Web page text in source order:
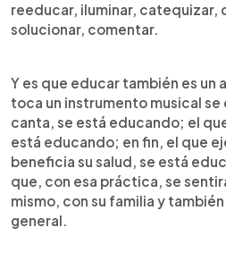
reeducar, iluminar, catequizar,
solucionar, comentar.
Y es que educar también es un
toca un instrumento musical
canta, se está educando; el
está educando; en fin, el que
beneficia su salud, se está
que, con esa práctica, se
mismo, con su familia y
general.